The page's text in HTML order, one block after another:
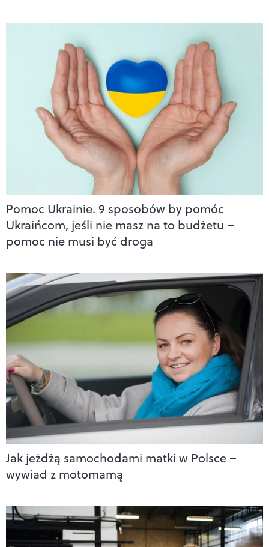
Pomoc Ukrainie. 9 sposobów by pomóc
Ukraińcom, jeśli nie masz na to budżetu –
pomoc nie musi być droga
Jak jeżdżą samochodami matki w Polsce –
wywiad z motomamą